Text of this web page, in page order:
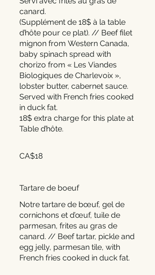
canard.
(Supplément de 18$ à la table
d’hôte pour ce plat). // Beef filet
mignon from Western Canada,
baby spinach spread with
chorizo from « Les Viandes
Biologiques de Charlevoix »,
lobster butter, cabernet sauce.
Served with French fries cooked
in duck fat.
18$ extra charge for this plate at
Table d’hôte.
CA$18
Tartare de boeuf
Notre tartare de bœuf, gel de
cornichons et d’œuf, tuile de
parmesan, frites au gras de
canard. // Beef tartar, pickle and
egg jelly, parmesan tile, with
French fries cooked in duck fat.